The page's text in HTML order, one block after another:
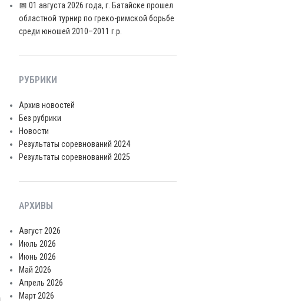
📅 01 августа 2026 года, г. Батайске прошел
областной турнир по греко-римской борьбе
среди юношей 2010–2011 г.р.
РУБРИКИ
Архив новостей
Без рубрики
Новости
Результаты соревнований 2024
Результаты соревнований 2025
АРХИВЫ
Август 2026
Июль 2026
Июнь 2026
Май 2026
Апрель 2026
Март 2026